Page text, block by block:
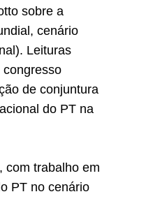
sobre a
cenário
Leituras
congresso
de conjuntura
do PT na
com trabalho em
PT no cenário